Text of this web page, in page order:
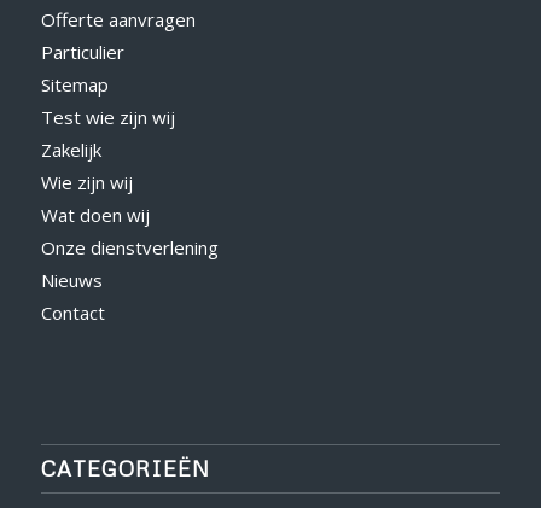
Offerte aanvragen
Particulier
Sitemap
Test wie zijn wij
Zakelijk
Wie zijn wij
Wat doen wij
Onze dienstverlening
Nieuws
Contact
CATEGORIEËN